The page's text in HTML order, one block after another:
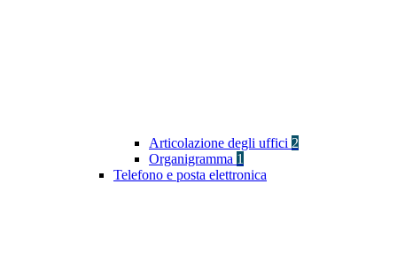
Articolazione degli uffici 2
Organigramma 1
Telefono e posta elettronica